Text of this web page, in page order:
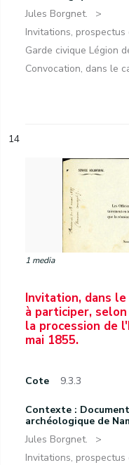
Jules Borgnet.
Invitations,
Garde civique Légion
Convocation, dans le
14
1 media
Invitation, dans
à participer,
la procession de
mai 1855.
Cote 9.3.3
Contexte :
archéologique de
Jules Borgnet.
Invitations,